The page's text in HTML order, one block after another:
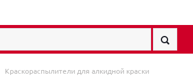
Краскораспылители для алкидной краски